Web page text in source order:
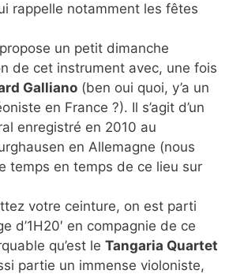
rappelle notamment les fêtes
un petit dimanche
de cet instrument avec, une fois
Galliano (ben oui quoi, y’a un
en France ?). Il s’agit d’un
enregistré en 2010 au
en Allemagne (nous
temps en temps de ce lieu sur
votre ceinture, on est parti
d’1H20′ en compagnie de ce
qu’est le Tangaria Quartet
partie un immense violoniste,